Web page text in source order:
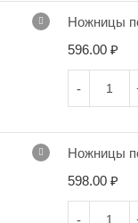
Ножницы
596.00 ₽
Ножницы
598.00 ₽